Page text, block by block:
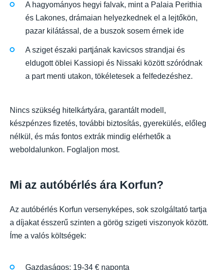
A hagyományos hegyi falvak, mint a Palaia Perithia
és Lakones, drámaian helyezkednek el a lejtőkön,
pazar kilátással, de a buszok sosem érnek ide
A sziget északi partjának kavicsos strandjai és
eldugott öblei Kassiopi és Nissaki között szóródnak
a part menti utakon, tökéletesek a felfedezéshez.
Nincs szükség hitelkártyára, garantált modell,
készpénzes fizetés, további biztosítás, gyerekülés, előleg
nélkül, és más fontos extrák mindig elérhetők a
weboldalunkon. Foglaljon most.
Mi az autóbérlés ára Korfun?
Az autóbérlés Korfun versenyképes, sok szolgáltató tartja
a díjakat ésszerű szinten a görög szigeti viszonyok között.
Íme a valós költségek:
Gazdaságos: 19-34 € naponta